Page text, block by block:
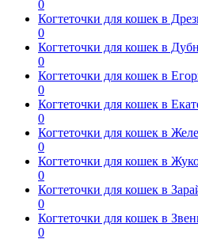
0
Когтеточки для кошек в
0
Когтеточки для кошек в
0
Когтеточки для кошек в
0
Когтеточки для кошек в
0
Когтеточки для кошек в
0
Когтеточки для кошек в
0
Когтеточки для кошек в
0
Когтеточки для кошек в
0